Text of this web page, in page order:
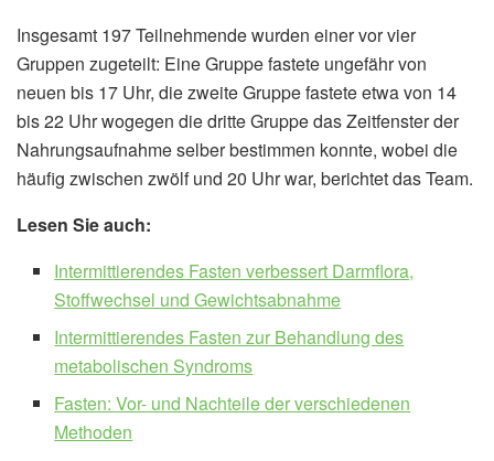
Insgesamt 197 Teilnehmende wurden einer vor vier
Gruppen zugeteilt: Eine Gruppe fastete ungefähr von
neuen bis 17 Uhr, die zweite Gruppe fastete etwa von 14
bis 22 Uhr wogegen die dritte Gruppe das Zeitfenster der
Nahrungsaufnahme selber bestimmen konnte, wobei die
häufig zwischen zwölf und 20 Uhr war, berichtet das Team.
Lesen Sie auch:
Intermittierendes Fasten verbessert Darmflora,
Stoffwechsel und Gewichtsabnahme
Intermittierendes Fasten zur Behandlung des
metabolischen Syndroms
Fasten: Vor- und Nachteile der verschiedenen
Methoden